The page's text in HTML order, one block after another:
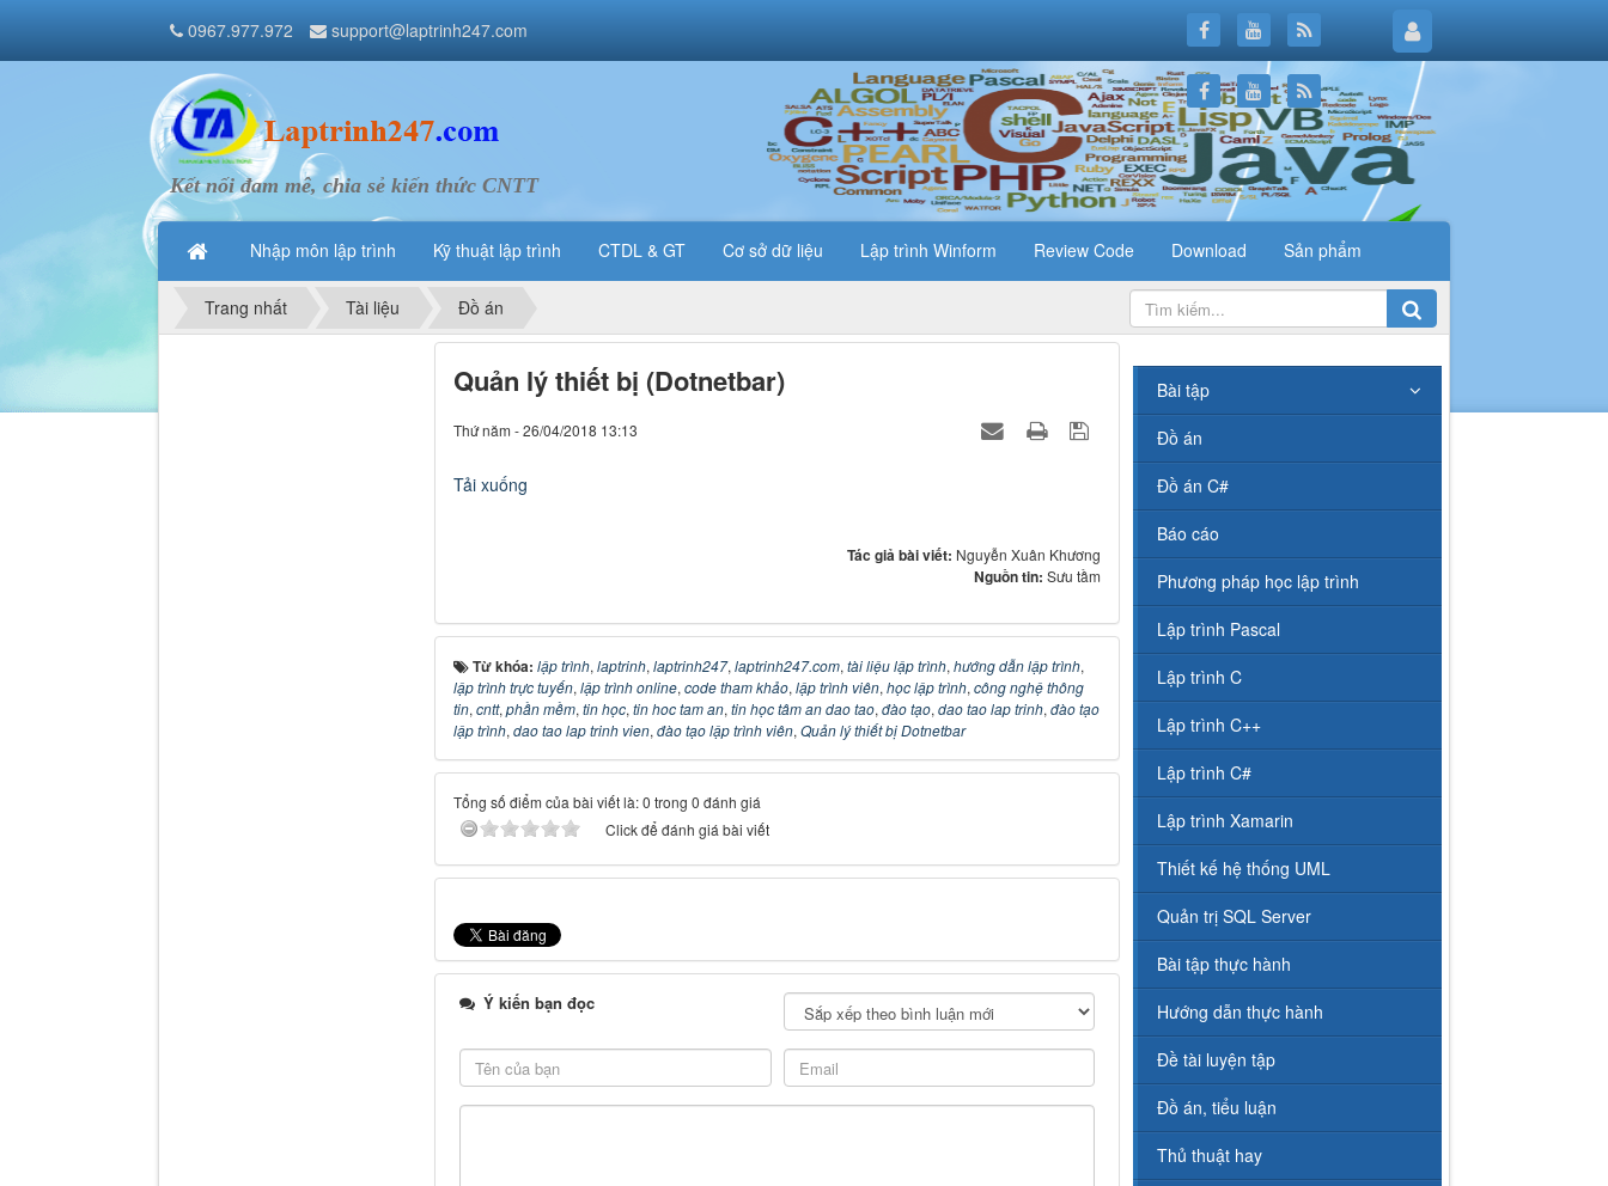
Kết nối đam mê, chia sẻ kiến thức CNTT
Nhập môn lập trình Kỹ thuật lập trình CTDL & GT Cơ sở dữ liệu Lập trình Winform Review Code Download Sản phẩm
0967.977.972 support@laptrinh247.com
Trang nhất Tài liệu Đồ án
Quản lý thiết bị (Dotnetbar)
Thứ năm - 26/04/2018 13:13
Tải xuống
Tác giả bài viết: Nguyễn Xuân Khương
Nguồn tin:Sưu tầm
Từ khóa: lập trình, laptrinh, laptrinh247, laptrinh247.com, tài liệu lập trình, hướng dẫn lập trình,
lập trình trực tuyến, lập trình online, code tham khảo, lập trình viên, học lập trình, công nghệ thông
tin, cntt, phần mềm, tin học, tin hoc tam an, tin học tâm an dao tao, đào tạo, dao tao lap trinh, đào tạo
lập trình, dao tao lap trinh vien, đào tạo lập trình viên, Quản lý thiết bị Dotnetbar
Tổng số điểm của bài viết là: 0 trong 0 đánh giá
Click để đánh giá bài viết
Ý kiến bạn đọc
Bài tập
Đồ án
Đồ án C#
Báo cáo
Phương pháp học lập trình
Lập trình Pascal
Lập trình C
Lập trình C++
Lập trình C#
Lập trình Xamarin
Thiết kế hệ thống UML
Quản trị SQL Server
Bài tập thực hành
Hướng dẫn thực hành
Đề tài luyện tập
Đồ án, tiểu luận
Thủ thuật hay